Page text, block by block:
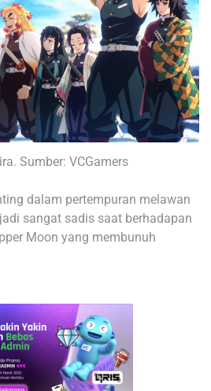
Sumber: VCGamers
dalam pertempuran melawan
sangat sadis saat berhadapan
Moon yang membunuh